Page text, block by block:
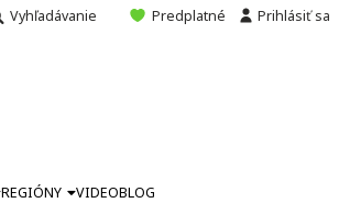
Vyhľadávanie Predplatné Prihlásiť sa
REGIÓNY VIDEOBLOG